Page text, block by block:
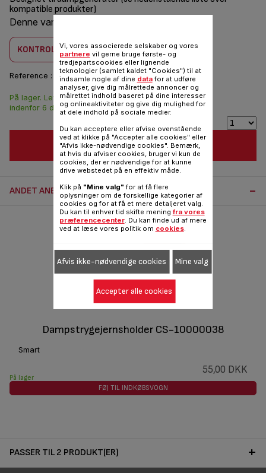
kompatible produkter)
Denne vare er kombatilbel med
KONTROLLER KOMBABILITET
Reference : CS-10000105
164,00 DKK
På lager. Leveringen
indenfor 6 dage.
FØJ TIL INDKØBSVOGN
ANDET ANBEFALET TILBEHØR:
Dampstrygejernsholder CS-10000038
Smart
55,00 DKK
På lager
FØJ TIL INDKØBSVOGN
PASSER TIL 2 PRODUKT(ER)
Vi, vores associerede selskaber og vores
partnere vil gerne bruge første- og
tredjepartscookies eller lignende
teknologier (samlet kaldet "Cookies") til at
indsamle nogle af dine datafor at udføre
analyser, give dig målrettede annoncer og
målrettet indhold baseret på dine interesser
og onlineaktiviteter og give dig mulighed for
at dele indhold på sociale medier.
Du kan acceptere eller afvise ovenstående
ved at klikke på "Accepter alle cookies" eller
"Afvis ikke-nødvendige cookies". Bemærk,
at hvis du afviser cookies, bruger vi kun de
cookies, der er nødvendige for at kunne
drive webstedet på en effektiv måde.
Klik på "Mine valg" for at få flere
oplysninger om de forskellige kategorier af
cookies og for at få et mere detaljeret valg.
Du kan til enhver tid skifte mening fra vores
præferencecenter. Du kan finde ud af mere
ved at læse vores politik om cookies.
Afvis ikke-nødvendige cookies Mine valg
Accepter alle cookies